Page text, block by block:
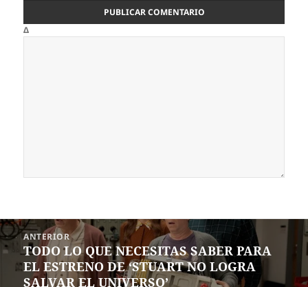
Δ
Navegación
de
entradas
ANTERIOR
Entrada
anterior:
TODO LO QUE NECESITAS SABER PARA
EL ESTRENO DE ‘STUART NO LOGRA
SALVAR EL UNIVERSO’